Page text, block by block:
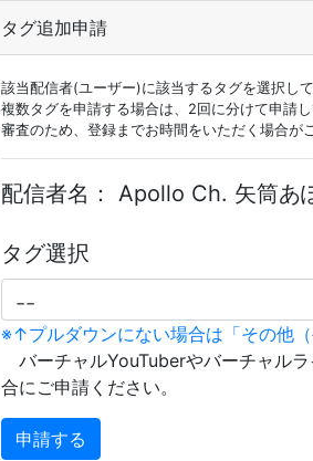
タグ追加申請
該当配信者(ユーザー)に該当するタグを選択し
複数タグを申請する場合は、2回に分けて申請
審査のため、登録までお時間をいただく場合が
配信者名： Apollo Ch. 矢筒あ
タグ選択
※↑プルダウンにない場合は「その他
バーチャルYouTuberやバーチャル
合にご申請ください。
申請する